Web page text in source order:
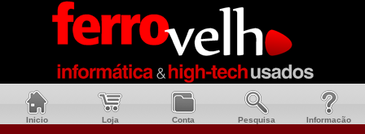
Inicio Loja Conta Pesquisa Informacão